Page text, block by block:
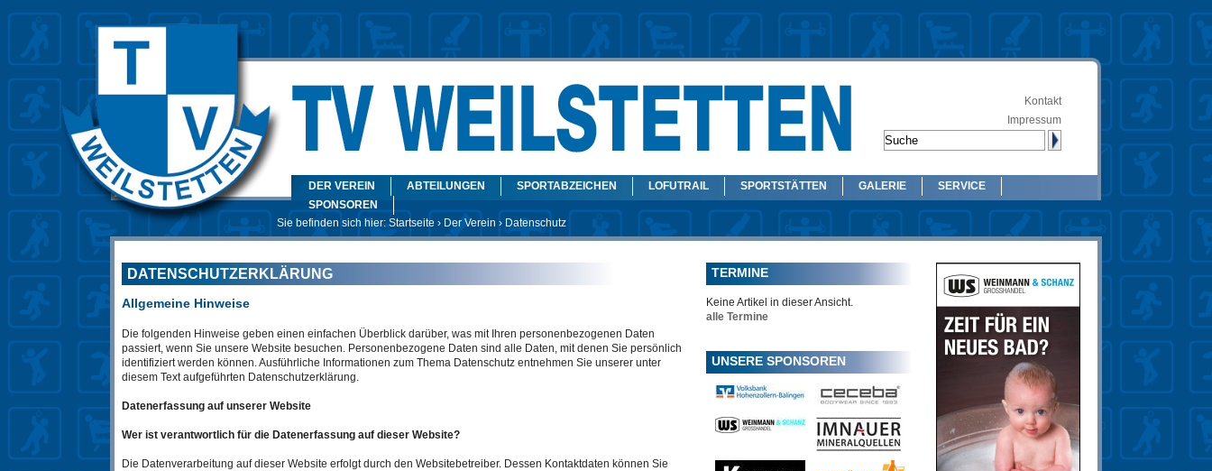
Kontakt
Impressum
DER VEREIN ABTEILUNGEN SPORTABZEICHEN LOFUTRAIL SPORTSTÄTTEN GALERIE
SERVICE
SPONSOREN
Sie befinden sich hier:Startseite › Der Verein › Datenschutz
DATENSCHUTZERKLÄRUNG
Allgemeine Hinweise
Die folgenden Hinweise geben einen einfachen Überblick darüber, was mit Ihren personenbezogenen Daten
passiert, wenn Sie unsere Website besuchen. Personenbezogene Daten sind alle Daten, mit denen Sie persönlich
identifiziert werden können. Ausführliche Informationen zum Thema Datenschutz entnehmen Sie unserer unter
diesem Text aufgeführten Datenschutzerklärung.
Datenerfassung auf unserer Website
Wer ist verantwortlich für die Datenerfassung auf dieser Website?
Die Datenverarbeitung auf dieser Website erfolgt durch den Websitebetreiber. Dessen Kontaktdaten können Sie
TERMINE
Keine Artikel in dieser Ansicht.
alle Termine
UNSERE SPONSOREN